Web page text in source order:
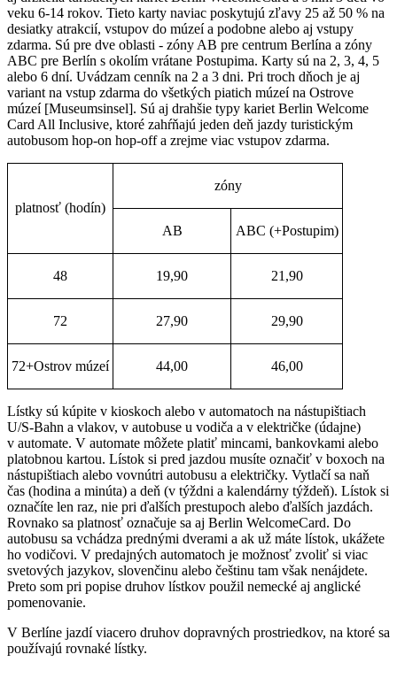
veku 6-14 rokov. Tieto karty naviac poskytujú zľavy 25 až 50 % na
desiatky atrakcií, vstupov do múzeí a podobne alebo aj vstupy
zdarma. Sú pre dve oblasti - zóny AB pre centrum Berlína a zóny
ABC pre Berlín s okolím vrátane Postupima. Karty sú na 2, 3, 4, 5
alebo 6 dní. Uvádzam cenník na 2 a 3 dni. Pri troch dňoch je aj
variant na vstup zdarma do všetkých piatich múzeí na Ostrove
múzeí [Museumsinsel]. Sú aj drahšie typy kariet Berlin Welcome
Card All Inclusive, ktoré zahŕňajú jeden deň jazdy turistickým
autobusom hop-on hop-off a zrejme viac vstupov zdarma.
platnosť (hodín)
zóny
AB ABC (+Postupim)
48 19,90 21,90
72 27,90 29,90
72+Ostrov múzeí 44,00 46,00
Lístky sú kúpite v kioskoch alebo v automatoch na nástupištiach
U/S-Bahn a vlakov, v autobuse u vodiča a v električke (údajne)
v automate. V automate môžete platiť mincami, bankovkami alebo
platobnou kartou. Lístok si pred jazdou musíte označiť v boxoch na
nástupištiach alebo vovnútri autobusu a električky. Vytlačí sa naň
čas (hodina a minúta) a deň (v týždni a kalendárny týždeň). Lístok si
označíte len raz, nie pri ďalších prestupoch alebo ďalších jazdách.
Rovnako sa platnosť označuje sa aj Berlin WelcomeCard. Do
autobusu sa vchádza prednými dverami a ak už máte lístok, ukážete
ho vodičovi. V predajných automatoch je možnosť zvoliť si viac
svetových jazykov, slovenčinu alebo češtinu tam však nenájdete.
Preto som pri popise druhov lístkov použil nemecké aj anglické
pomenovanie.
V Berlíne jazdí viacero druhov dopravných prostriedkov, na ktoré sa
používajú rovnaké lístky.